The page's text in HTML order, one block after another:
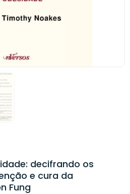
decifrando os
e cura da
Fung